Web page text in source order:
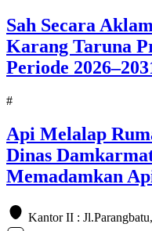
Sah Secara
Karang Taruna
Periode
#
Api Melalap
Dinas
Memadamkan
Kantor II :